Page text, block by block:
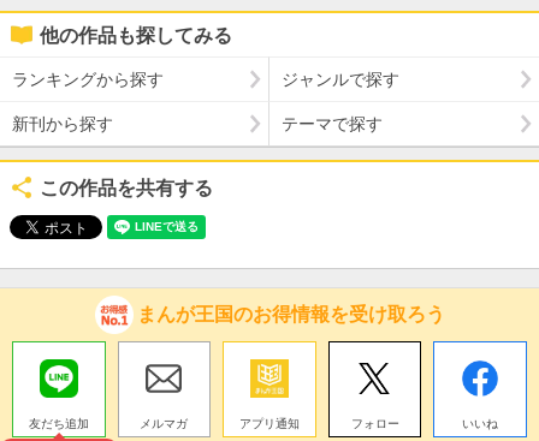
他の作品も探してみる
ランキングから探す ジャンルで探す
新刊から探す テーマで探す
この作品を共有する
まんが王国のお得情報を受け取ろう
友だち追加
メルマガ アプリ通知 フォロー いいね